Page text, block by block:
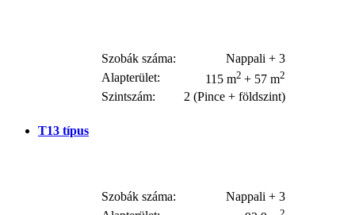
Szobák száma:
Nappali + 3
Alapterület:
115 m2 + 57 m2
Szintszám: 2 (Pince + földszint)
T13 típus
Szobák száma:
Nappali + 3